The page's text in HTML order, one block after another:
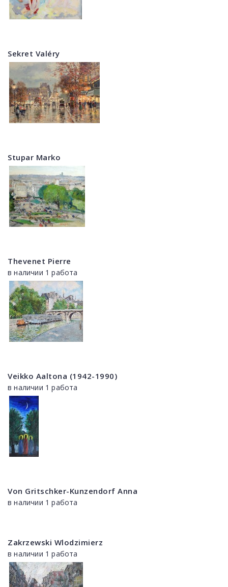
Sekret Valéry
Stupar Marko
Thevenet Pierre
в наличии 1 работа
Veikko Aaltona (1942-1990)
в наличии 1 работа
Von Gritschker-Kunzendorf Anna
в наличии 1 работа
Zakrzewski Wlodzimierz
в наличии 1 работа